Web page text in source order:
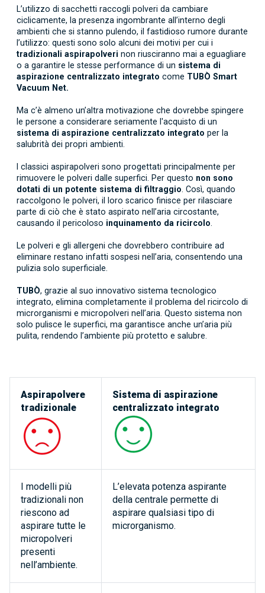
L’utilizzo di sacchetti raccogli polveri da cambiare
ciclicamente, la presenza ingombrante all’interno degli
ambienti che si stanno pulendo, il fastidioso rumore durante
l’utilizzo: questi sono solo alcuni dei motivi per cui i
tradizionali aspirapolveri non riusciranno mai a eguagliare
o a garantire le stesse performance di un sistema di
aspirazione centralizzato integrato come TUBÒ Smart
Vacuum Net.
Ma c’è almeno un’altra motivazione che dovrebbe spingere
le persone a considerare seriamente l'acquisto di un
sistema di aspirazione centralizzato integrato per la
salubrità dei propri ambienti.
I classici aspirapolveri sono progettati principalmente per
rimuovere le polveri dalle superfici. Per questo non sono
dotati di un potente sistema di filtraggio . Così, quando
raccolgono le polveri, il loro scarico finisce per rilasciare
parte di ciò che è stato aspirato nell’aria circostante,
causando il pericoloso inquinamento da ricircolo
Le polveri e gli allergeni che dovrebbero contribuire ad
eliminare restano infatti sospesi nell’aria, consentendo una
pulizia solo superficiale.
TUBÒ, grazie al suo innovativo sistema tecnologico
integrato, elimina completamente il problema del ricircolo di
microrganismi e micropolveri nell’aria. Questo sistema non
solo pulisce le superfici, ma garantisce anche un’aria più
pulita, rendendo l’ambiente più protetto e salubre.
Aspirapolvere
tradizionale
Sistema di aspirazione
centralizzato integrato
I modelli più
tradizionali non
riescono ad
aspirare tutte le
micropolveri
presenti
nell’ambiente.
L’elevata potenza aspirante
della centrale permette di
aspirare qualsiasi tipo di
microrganismo.